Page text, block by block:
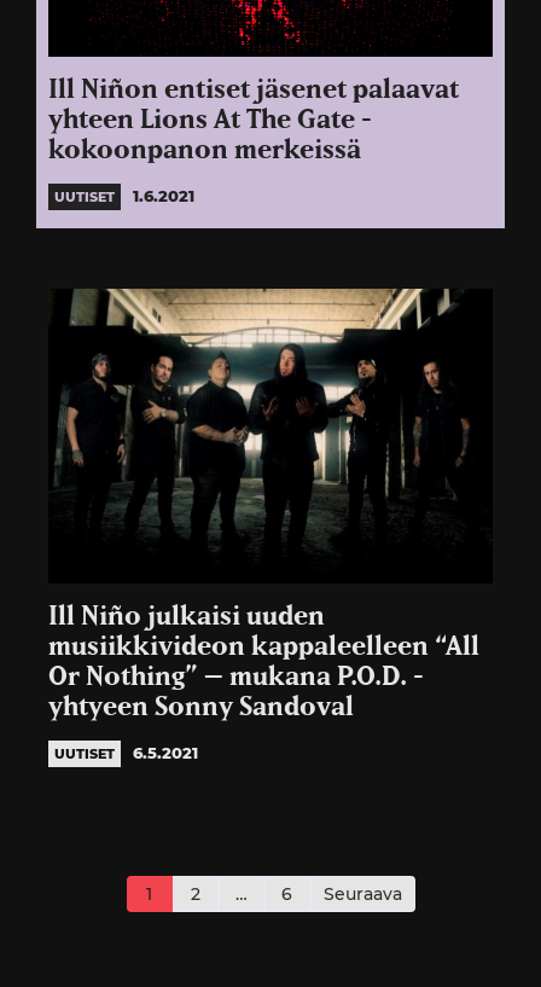
Ill Niñon entiset jäsenet palaavat
yhteen Lions At The Gate -
kokoonpanon merkeissä
UUTISET 1.6.2021
Ill Niño julkaisi uuden
musiikkivideon kappaleelleen “All
Or Nothing” – mukana P.O.D. -
yhtyeen Sonny Sandoval
UUTISET 6.5.2021
sivutus
1 2 … 6 Seuraava